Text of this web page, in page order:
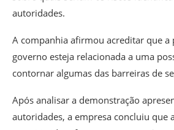
autoridades.
A companhia afirmou acreditar que a
governo esteja relacionada a uma
contornar algumas das barreiras de
Após analisar a demonstração
autoridades, a empresa concluiu que